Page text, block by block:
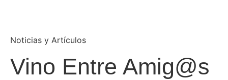
Noticias y Artículos
Vino Entre Amig@s